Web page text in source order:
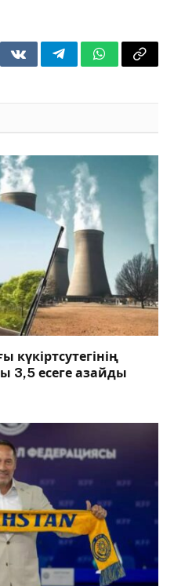
VKontakteTelegramWhatsApp
Copy
3,5 есеге азайды